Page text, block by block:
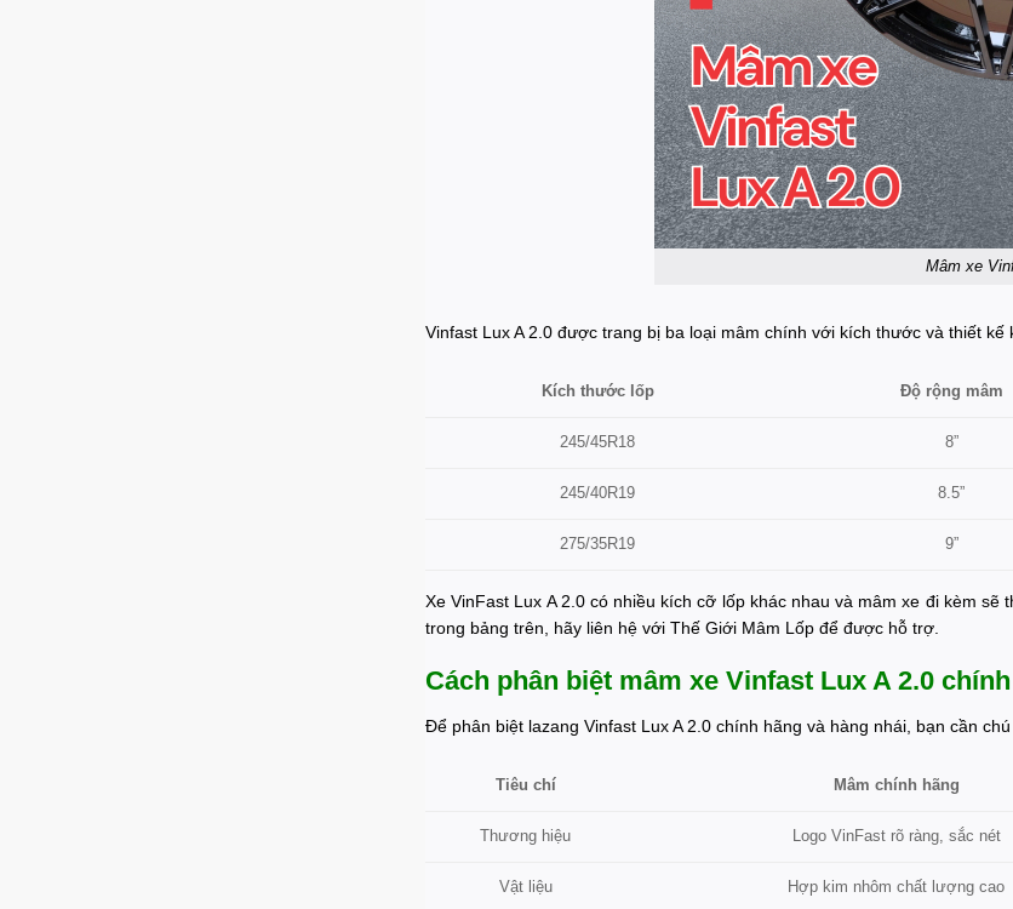
Mâm xe
Vinfast Lux A 2.0 được trang bị ba loại mâm chính với kích thước và thiết kế
Kích thước lốp Độ rộng mâm
245/45R18 8”
245/40R19 8.5”
275/35R19 9”
Xe VinFast Lux A 2.0 có nhiều kích cỡ lốp khác nhau và mâm xe đi kèm
trong bảng trên, hãy liên hệ với Thế Giới Mâm Lốp để được hỗ trợ.
Cách phân biệt mâm xe Vinfast Lux A 2.0
Để phân biệt lazang Vinfast Lux A 2.0 chính hãng và hàng nhái, bạn cần
Tiêu chí Mâm chính hãng
Thương hiệu Logo VinFast rõ ràng, sắc nét
Vật liệu Hợp kim nhôm chất lượng cao